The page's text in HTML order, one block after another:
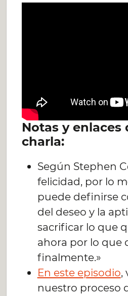
Notas y enlaces
charla:
Según Stephen
felicidad, por lo
puede definirse
del deseo y la
sacrificar lo que
ahora por lo que
finalmente.»
En este episodio,
nuestro proceso